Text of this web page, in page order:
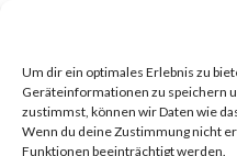
Um dir ein optimales Erlebnis zu
Geräteinformationen zu speichern
zustimmst, können wir Daten wie
Wenn du deine Zustimmung nicht
Funktionen beeinträchtigt werden.